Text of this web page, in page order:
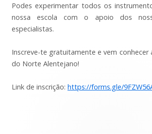
Podes experimentar todos os
nossa escola com o apoio dos
especialistas.
Inscreve-te gratuitamente e vem conhecer
do Norte Alentejano!
Link de inscrição: https://forms.gle/